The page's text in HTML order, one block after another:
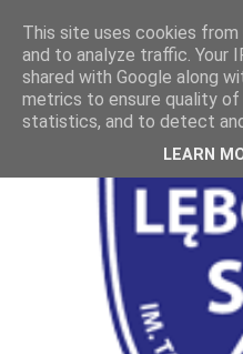
This site uses cookies
and to analyze traffic. Your
shared with Google along
metrics to ensure quality of
statistics, and to detect
LEARN